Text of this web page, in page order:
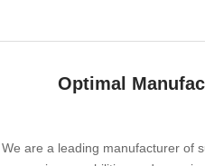
Optimal
We are a leading manufacturer of